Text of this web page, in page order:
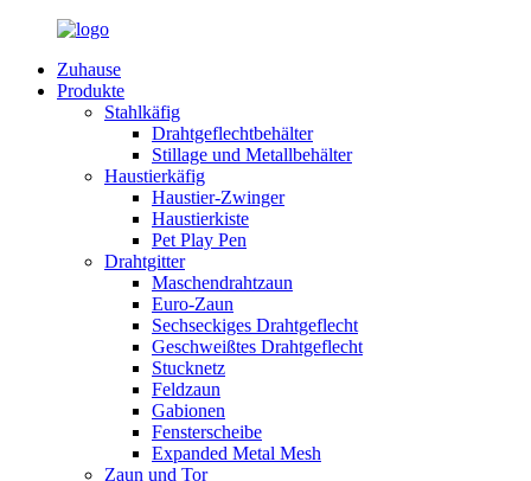
Zuhause
Produkte
Stahlkäfig
Drahtgeflechtbehälter
Stillage und Metallbehälter
Haustierkäfig
Haustier-Zwinger
Haustierkiste
Pet Play Pen
Drahtgitter
Maschendrahtzaun
Euro-Zaun
Sechseckiges Drahtgeflecht
Geschweißtes Drahtgeflecht
Stucknetz
Feldzaun
Gabionen
Fensterscheibe
Expanded Metal Mesh
Zaun und Tor